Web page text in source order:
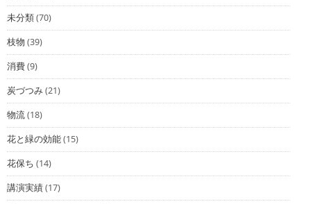
未分類(70)
枝物 (39)
消費(9)
炭づつみ(21)
物流(18)
花と緑の効能(15)
花保ち (14)
講演実績(17)